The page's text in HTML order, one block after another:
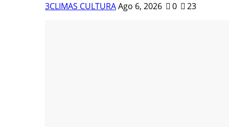
3CLIMAS CULTURAAgo 6, 2026 0 23